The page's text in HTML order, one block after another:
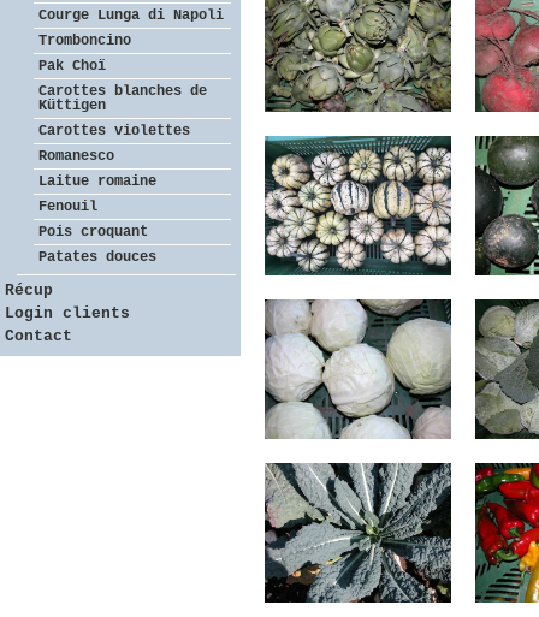
Courge Lunga di Napoli
Tromboncino
Pak Choï
Carottes blanches de
Küttigen
Carottes violettes
Romanesco
Laitue romaine
Fenouil
Pois croquant
Patates douces
Récup
Login clients
Contact